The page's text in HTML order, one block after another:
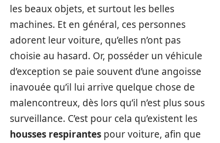
les beaux objets, et surtout les belles
machines. Et en général, ces personnes
adorent leur voiture, qu’elles n’ont pas
choisie au hasard. Or, posséder un véhicule
d’exception se paie souvent d’une angoisse
inavouée qu’il lui arrive quelque chose de
malencontreux, dès lors qu’il n’est plus sous
surveillance. C’est pour cela qu’existent les
housses respirantes pour voiture, afin que